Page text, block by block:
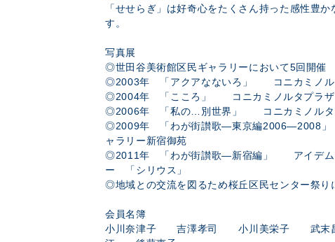
「せせらぎ」は好奇心をたくさん持った感性豊
す。
写真展
◎世田谷美術館区民ギャラリーにおいて5回開催
◎2003年 「アクアなないろ」 コニカミノル
◎2004年 「こころ」 コニカミノルタプラザ
◎2006年 「私の…別世界」 コニカミノルタ
◎2009年 「わが街讃歌―東京編2006―2008
ャラリー新宿御苑
◎2011年 「わが街讃歌―新宿編」 アイデム
ー 「シリウス」
◎地域との交流を図るため桜丘区民センター祭り
会員名簿
小川奈津子 吉澤孝司 小川美栄子 武末